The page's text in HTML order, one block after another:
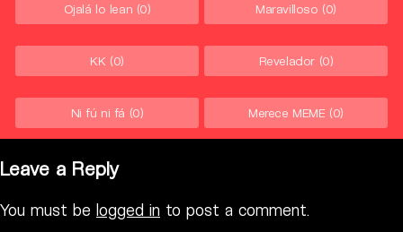
Ojalá lo lean (0) Maravilloso (0)
KK (0) Revelador (0)
Ni fú ni fá (0) Merece MEME (0)
Leave a Reply
You must be logged in to post a comment.